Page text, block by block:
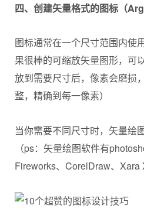
四、 创建矢量格式的图标（
图标通常在一个尺寸范围内使
果很棒的可缩放矢量图形，可
放到需要尺寸后，像素会磨损
整，精确到每一像素）
当你需要不同尺寸时，矢量绘
（ps：矢量绘图软件有
Fireworks、CorelDraw、Xara